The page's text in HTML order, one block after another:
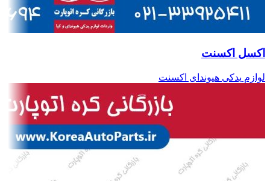
اکسل اکسنت
لوازم یدکی هیوندای اکسنت